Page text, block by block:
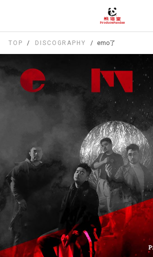
TOP DISCOGRAPHY emo了